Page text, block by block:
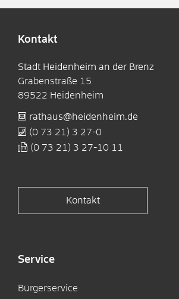
Kontakt
Stadt Heidenheim an der Brenz
Grabenstraße 15
89522 Heidenheim
rathaus@heidenheim.de
(0 73 21) 3 27-0
(0 73 21) 3 27-10 11
Kontakt
Service
Bürgerservice